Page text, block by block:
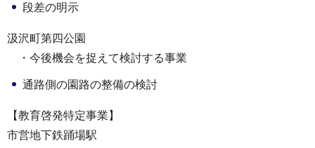
段差の明示
汲沢町第四公園
・今後機会を捉えて検討する事業
通路側の園路の整備の検討
【教育啓発特定事業】
市営地下鉄踊場駅